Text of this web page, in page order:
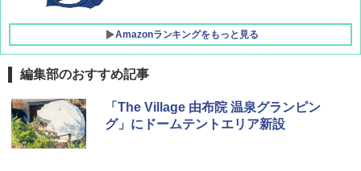
Amazonランキングをもっと見る
編集部のおすすめ記事
「The Village 由布院 温泉グランピン
グ」にドームテントエリア新設